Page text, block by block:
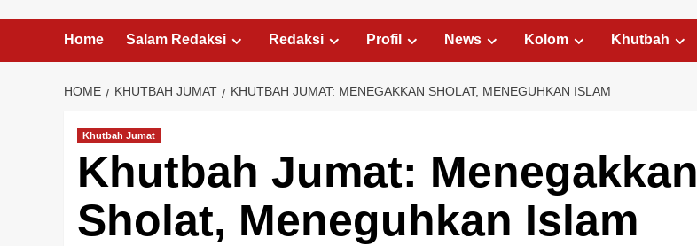
Home Salam Redaksi Redaksi Profil News Kolom Khutbah
HOME KHUTBAH JUMAT KHUTBAH JUMAT: MENEGAKKAN SHOLAT, MENEGUHKAN ISLAM
Khutbah Jumat
Khutbah Jumat: Menegakkan
Sholat, Meneguhkan Islam